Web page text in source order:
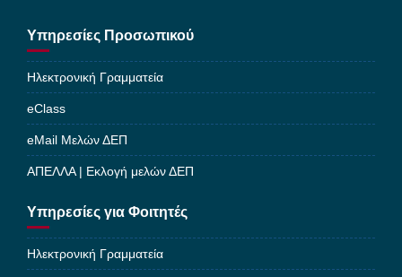
Υπηρεσίες Προσωπικού
Ηλεκτρονική Γραμματεία
eClass
eMail Μελών ΔΕΠ
ΑΠΕΛΛΑ | Εκλογή μελών ΔΕΠ
Υπηρεσίες για Φοιτητές
Ηλεκτρονική Γραμματεία